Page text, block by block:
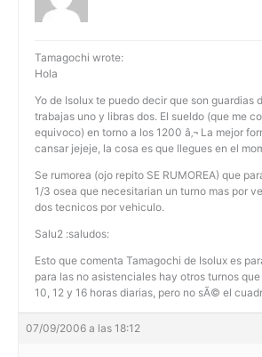
Tamagochi wrote:
Hola
Yo de Isolux te puedo decir que son guardias
trabajas uno y libras dos. El sueldo (que me
equivoco) en torno a los 1200 â‚¬ La mejor
cansar jejeje, la cosa es que llegues en el
Se rumorea (ojo repito SE RUMOREA) que
1/3 osea que necesitarian un turno mas por
dos tecnicos por vehiculo.
Salu2 :saludos:
Esto que comenta Tamagochi de Isolux es
para las no asistenciales hay otros turnos que
10, 12 y 16 horas diarias, pero no sÃ© el
07/09/2006 a las 18:12